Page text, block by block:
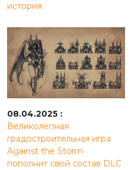
история.
08.04.2025 :
Великолепная
градостроительная игра
Against the Storm
пополнит свой состав DLC